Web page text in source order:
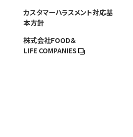
カスタマーハラスメント対応基
本方針
株式会社FOOD＆
LIFE COMPANIES